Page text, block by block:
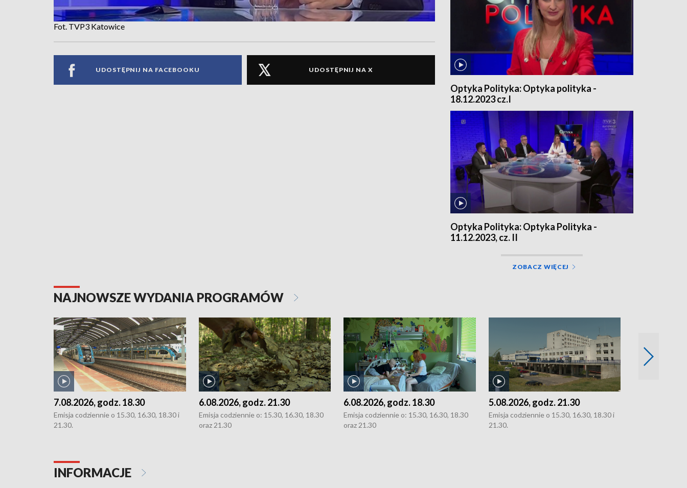
Fot. TVP3 Katowice
UDOSTĘPNIJ NA FACEBOOKU UDOSTĘPNIJ NA X
Optyka Polityka: Optyka polityka -
18.12.2023 cz.I
Optyka Polityka: Optyka Polityka -
11.12.2023, cz. II
ZOBACZ WIĘCEJ
NAJNOWSZE WYDANIA PROGRAMÓW
7.08.2026, godz. 18.30
Emisja codziennie o 15.30, 16.30, 18.30 i
21.30.
6.08.2026, godz. 21.30
Emisja codziennie o: 15.30, 16.30, 18.30
oraz 21.30
6.08.2026, godz. 18.30
Emisja codziennie o: 15.30, 16.30, 18.30
oraz 21.30
5.08.2026, godz. 21.30
Emisja codziennie o 15.30, 16.30, 18.30 i
21.30.
INFORMACJE